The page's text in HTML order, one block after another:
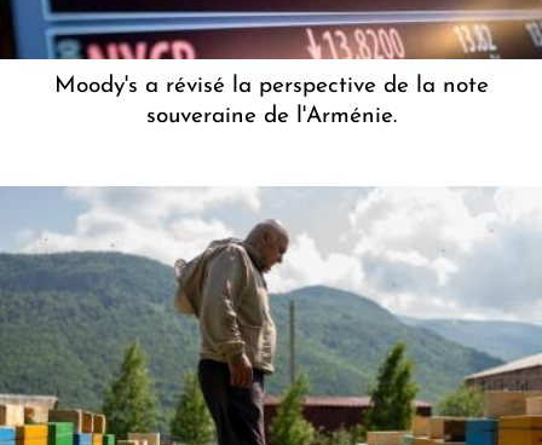
Moody's a révisé la perspective de la note
souveraine de l'Arménie.